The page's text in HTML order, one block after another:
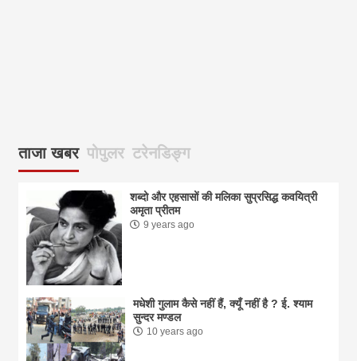
ताजा खबर पोपुलर टरेनडिङ्ग
शब्दो और एहसासों की मलिका सुप्रसिद्ध कवयित्री
अमृता प्रीतम
9 years ago
मधेशी गुलाम कैसे नहीं हैं, क्यूँ नहीं है ? ई. श्याम
सुन्दर मण्डल
10 years ago